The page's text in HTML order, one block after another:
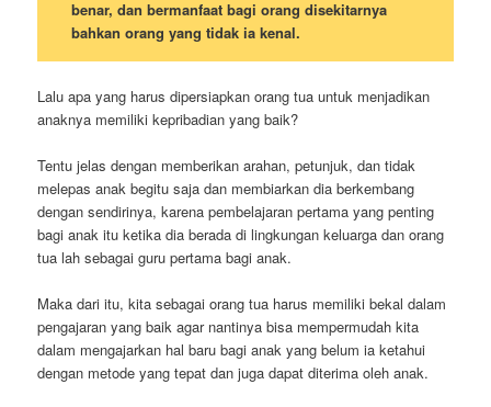
benar, dan bermanfaat bagi orang disekitarnya
bahkan orang yang tidak ia kenal.
Lalu apa yang harus dipersiapkan orang tua untuk menjadikan
anaknya memiliki kepribadian yang baik?
Tentu jelas dengan memberikan arahan, petunjuk, dan tidak
melepas anak begitu saja dan membiarkan dia berkembang
dengan sendirinya, karena pembelajaran pertama yang penting
bagi anak itu ketika dia berada di lingkungan keluarga dan orang
tua lah sebagai guru pertama bagi anak.
Maka dari itu, kita sebagai orang tua harus memiliki bekal dalam
pengajaran yang baik agar nantinya bisa mempermudah kita
dalam mengajarkan hal baru bagi anak yang belum ia ketahui
dengan metode yang tepat dan juga dapat diterima oleh anak.